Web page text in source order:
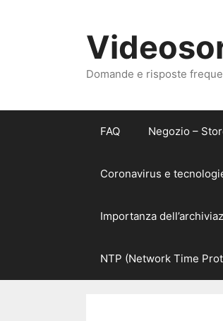
Domande e risposte
FAQ Negozio –
Coronavirus e
Importanza
NTP (Network Time